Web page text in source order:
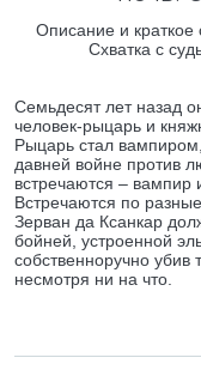
Описание и краткое
Схватка с
Семьдесят лет назад
человек-рыцарь и
Рыцарь стал
давней войне против
встречаются –
Встречаются по
Зерван да Ксанкар
бойней, устроенной
собственноручно убив
несмотря ни на что.